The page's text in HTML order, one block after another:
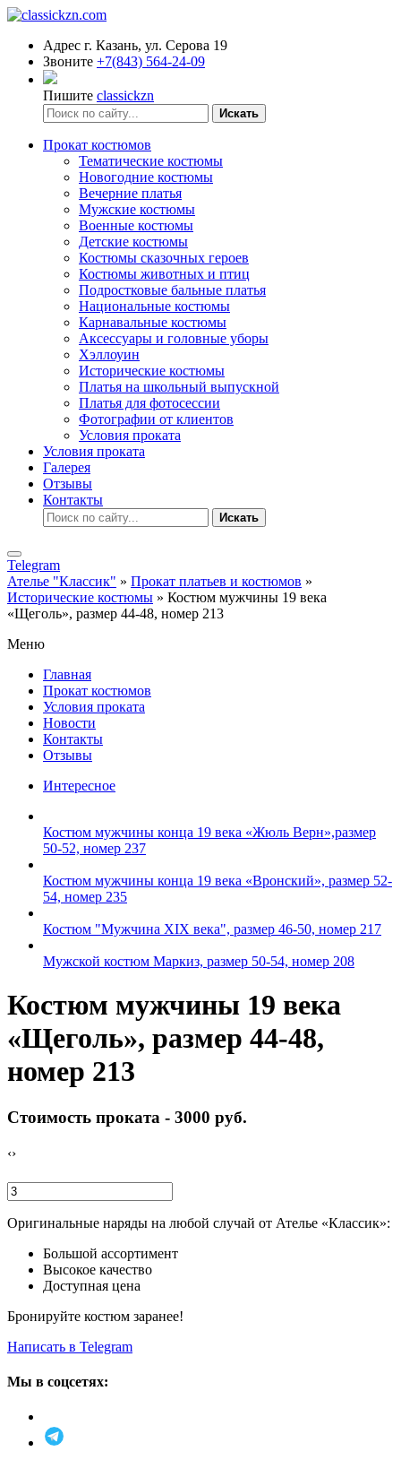
Адрес г. Казань, ул. Серова 19
Звоните +7(843) 564-24-09
Пишите classickzn
Искать
Прокат костюмов
Тематические костюмы
Новогодние костюмы
Вечерние платья
Мужские костюмы
Военные костюмы
Детские костюмы
Костюмы сказочных героев
Костюмы животных и птиц
Подростковые бальные платья
Национальные костюмы
Карнавальные костюмы
Аксессуары и головные уборы
Хэллоуин
Исторические костюмы
Платья на школьный выпускной
Платья для фотосессии
Фотографии от клиентов
Условия проката
Условия проката
Галерея
Отзывы
Контакты
Искать
Telegram
Ателье "Классик" » Прокат платьев и костюмов »
Исторические костюмы » Костюм мужчины 19 века
«Щеголь», размер 44-48, номер 213
Меню
Главная
Прокат костюмов
Условия проката
Новости
Контакты
Отзывы
Интересное
Костюм мужчины конца 19 века «Жюль Верн»,размер
50-52, номер 237
Костюм мужчины конца 19 века «Вронский», размер 52-
54, номер 235
Костюм "Мужчина XIX века", размер 46-50, номер 217
Мужской костюм Маркиз, размер 50-54, номер 208
Костюм мужчины 19 века
«Щеголь», размер 44-48,
номер 213
Стоимость проката - 3000 руб.
‹›
Оригинальные наряды на любой случай от Ателье «Классик»:
Большой ассортимент
Высокое качество
Доступная цена
Бронируйте костюм заранее!
Написать в Telegram
Мы в соцсетях: